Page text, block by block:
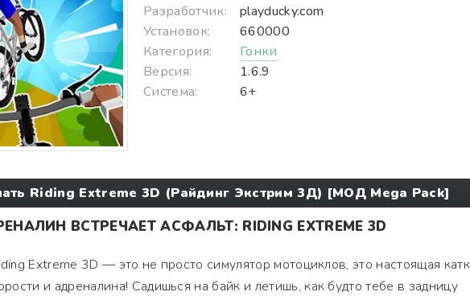
Разработчик:
playducky.com
Установок:
660000
Категория:
Гонки
Версия:
1.6.9
Система:
6+
Riding Extreme 3D (Райдинг Экстрим 3Д) [МОД Mega Pack]
ВСТРЕЧАЕТ АСФАЛЬТ: RIDING EXTREME 3D
Extreme 3D — это не просто симулятор мотоциклов, это настоящая
и адреналина! Садишься на байк и летишь, как будто тебе в задницу